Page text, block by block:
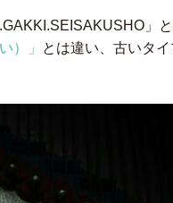
」
）」
とは違い、古いタ